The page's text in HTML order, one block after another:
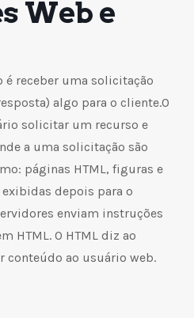
Web e
é receber uma solicitação
algo para o cliente.O
solicitar um recurso e
a uma solicitação são
páginas HTML, figuras e
depois para o
enviam instruções
HTML. O HTML diz ao
conteúdo ao usuário web.